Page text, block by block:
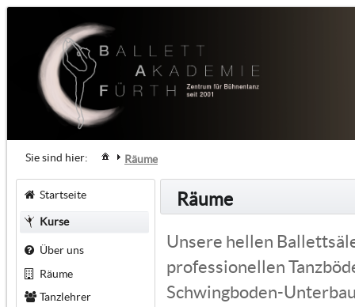
Sie sind hier: Räume
Startseite
Kurse
Über uns
Räume
Tanzlehrer
Räume
Unsere hellen
professionellen
Schwingboden-